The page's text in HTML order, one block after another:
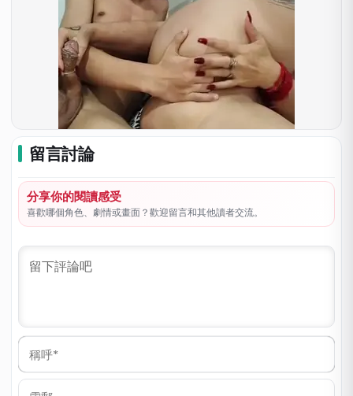
留言討論
分享你的閱讀感受
喜歡哪個角色、劇情或畫面？歡迎留言和其他讀者交流。
稱